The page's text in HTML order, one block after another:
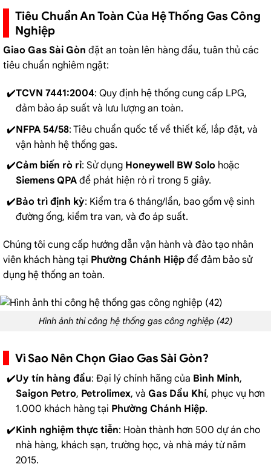
Tiêu Chuẩn An Toàn Của Hệ Thống Gas Công
Nghiệp
Giao Gas Sài Gòn đặt an toàn lên hàng đầu, tuân thủ các
tiêu chuẩn nghiêm ngặt:
TCVN 7441:2004: Quy định hệ thống cung cấp LPG,
đảm bảo áp suất và lưu lượng an toàn.
NFPA 54/58: Tiêu chuẩn quốc tế về thiết kế, lắp đặt, và
vận hành hệ thống gas.
Cảm biến rò rỉ: Sử dụng Honeywell BW Solohoặc
Siemens QPAđể phát hiện rò rỉ trong 5 giây.
Bảo trì định kỳ: Kiểm tra 6 tháng/lần, bao gồm vệ sinh
đường ống, kiểm tra van, và đo áp suất.
Chúng tôi cung cấp hướng dẫn vận hành và đào tạo nhân
viên khách hàng tại Phường Chánh Hiệp để đảm bảo sử
dụng hệ thống an toàn.
Hình ảnh thi công hệ thống gas công nghiệp (42)
Vì Sao Nên Chọn Giao Gas Sài Gòn?
Uy tín hàng đầu: Đại lý chính hãng của Bình Minh,
Saigon Petro, Petrolimex, và Gas Dầu Khí, phục vụ hơn
1.000 khách hàng tại Phường Chánh Hiệp.
Kinh nghiệm thực tiễn: Hoàn thành hơn 500 dự án cho
nhà hàng, khách sạn, trường học, và nhà máy từ năm
2015.